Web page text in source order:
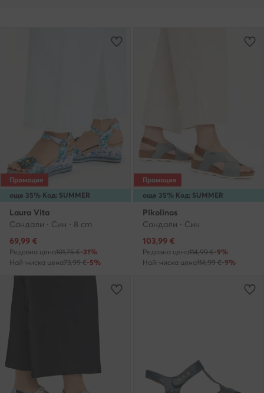
още 35% Код: SUMMER
Промоция
Laura Vita
Сандали · Син · 8 cm
Актуална цена
69,99 €
Редовна цена101,75 €-31%
Най-ниска цена73,99 €-5%
още 35% Код: SUMMER
Промоция
Pikolinos
Сандали · Син
Актуална цена
103,99 €
Редовна цена114,99 €-9%
Най-ниска цена114,99 €-9%